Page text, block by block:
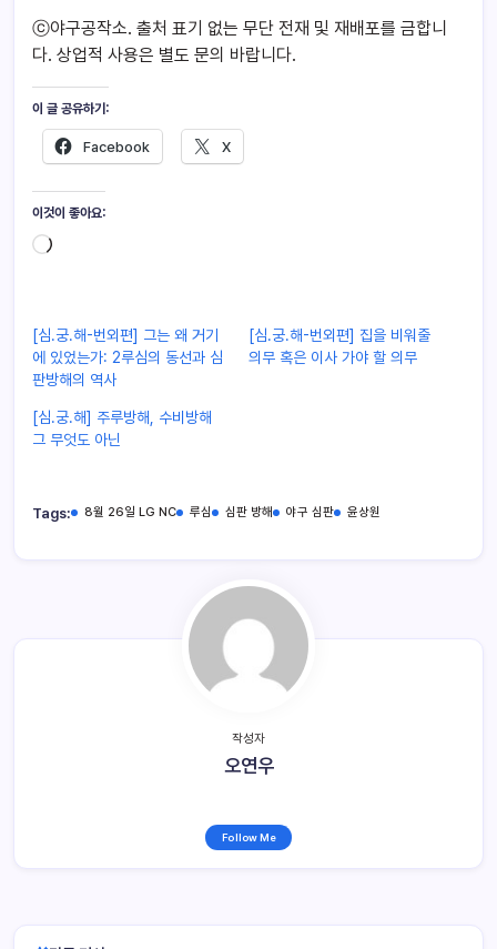
ⓒ야구공작소. 출처 표기 없는 무단 전재 및 재배포를 금합니
다. 상업적 사용은 별도 문의 바랍니다.
이 글 공유하기:
Facebook X
이것이 좋아요:
[심.궁.해-번외편] 그는 왜 거기
에 있었는가: 2루심의 동선과 심
판방해의 역사
[심.궁.해-번외편] 집을 비워줄
의무 혹은 이사 가야 할 의무
[심.궁.해] 주루방해, 수비방해
그 무엇도 아닌
Tags: 8월 26일 LG NC 루심 심판 방해 야구 심판 윤상원
작성자
오연우
Follow Me